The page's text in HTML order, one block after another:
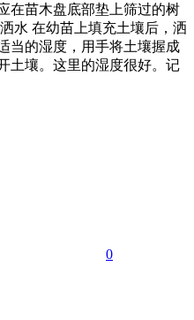
在苗木盘底部垫上筛过的树
水 在幼苗上填充土壤后，洒
当的湿度，用手将土壤握成
土壤。这里的湿度很好。记
0